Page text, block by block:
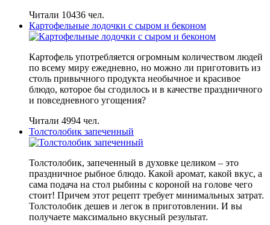
Читали 10436 чел.
Картофельные лодочки с сыром и беконом
Картофель употребляется огромным количеством людей
по всему миру ежедневно, но можно ли приготовить из
столь привычного продукта необычное и красивое
блюдо, которое бы сгодилось и в качестве праздничного
и повседневного угощения?
Читали 4994 чел.
Толстолобик запеченный
Толстолобик, запеченный в духовке целиком – это
праздничное рыбное блюдо. Какой аромат, какой вкус, а
сама подача на стол рыбины с короной на голове чего
стоит! Причем этот рецепт требует минимальных затрат.
Толстолобик дешев и легок в приготовлении. И вы
получаете максимально вкусный результат.